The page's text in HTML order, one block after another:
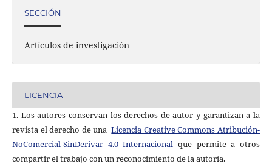
SECCIÓN
Artículos de investigación
LICENCIA
1. Los autores conservan los derechos de autor y garantizan a la
revista el derecho de unaLicencia Creative Commons Atribución-
NoComercial-SinDerivar 4.0 Internacional que permite a otros
compartir el trabajo con un reconocimiento de la autoría.